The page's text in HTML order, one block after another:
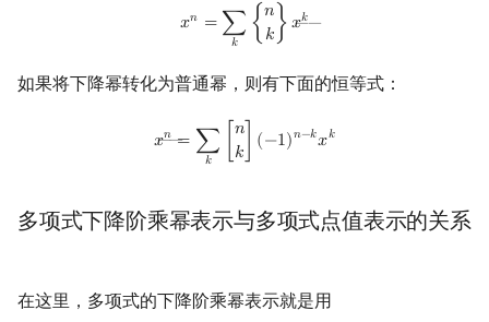
𝑥𝑛 = ∑
𝑘
{ 𝑛
𝑘 } 𝑥𝑘
――
x ∑k{n k }x k
如果将下降幂转化为普通幂，则有下面的恒等式：
𝑥𝑛
――= ∑
𝑘
𝑛
𝑘 (−1)𝑛−𝑘𝑥𝑘
x =∑k nk − n −kxk
多项式下降阶乘幂表示与多项式点值表示的关系
在这里，多项式的下降阶乘幂表示就是用